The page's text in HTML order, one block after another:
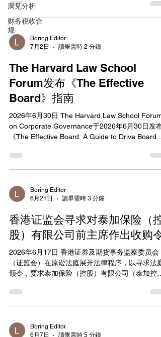
洞见分析
财务税收合
规
信息刑事案件具体应用法律若干问题的解释〉的决
定》 2026年7月24日，最高人民法院、最高
民检察院联合发布《关于修改〈最高人民法院、最
高人民检察院关于办理内幕交易、泄露内幕信息刑
事案件具体应用法律若干问题的解释〉的决定》
《修改决定》已经最高人民法院审判委员会第
次会议、最高人民检察院第十四届检察委员会第七
十五次会议通过，自2026年7月27日起施行
《关于办理内幕交易、泄露内幕信息刑事案件具体
应用法律若干问题的解释》（以下简称《解释》）
自2012年6月1日施行以来，对惩治内幕交易、泄
内幕信息犯罪发挥了积极作用。近年来，内幕交
券、期货领域相关法律也进行了修改，为确保法律
Boring Editor
7月2日
讀畢需時 2 分鐘
The Harvard Law School
Forum发布《The Effective
Board》指南
2026年6月30日 The Harvard Law School Forum
on Corporate Governance于2026年6月30日发布
《The Effective Board: A Guide to Drive Board
章强调战略监督、风险管理与利益相关者参与，指
出有效董事会需平衡监督与支持角色。 指南分析
ESG压力，建议采用结构化评估与持续培训。合规
专家指出，此框架有助于企业应对监管与市场期
最佳实践，定期评估董事会有效性。建议整合风险
oversight 与战略讨论，确保合规文化从董事会层
渗透。此出版物为上市公司与私募股权提供
actionable 工具。 报告提出多项实用框架与行动建
议。在董事会构成方面，强调主动刷新（proactive
refreshment），建议每年讨论未来技能需求、建
目标），避免仅依赖年龄或任期限制。委员
Boring Editor
6月21日
讀畢需時 3 分鐘
香港证监会寻求对泰加保险（控
股）有限公司前主席作出收购令
2026年6月17日 香港证券及期货事务监察委员会
（证监会）在原讼法庭展开法律程序，以寻求法庭
颁令，要求泰加保险（控股）有限公司（泰加控
购由投资大众持有的该公司股份。吴涉嫌违反受信
责任，最终导致该公司在停牌后被除牌（注1及
214条所采取的法律行动中，寻求法庭对吴及另外
Boring Editor
6月7日
讀畢需時 5 分鐘